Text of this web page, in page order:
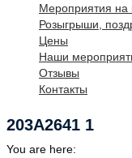
Мероприятия на
Розыгрыши,
Цены
Наши
Отзывы
Контакты
203A2641 1
You are here: